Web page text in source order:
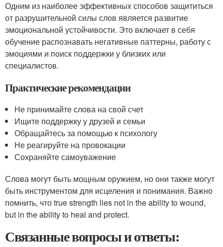
Одним из наиболее эффективных способов защититься
от разрушительной силы слов является развитие
эмоциональной устойчивости. Это включает в себя
обучение распознавать негативные паттерны, работу с
эмоциями и поиск поддержки у близких или
специалистов.
Практические рекомендации
Не принимайте слова на свой счет
Ищите поддержку у друзей и семьи
Обращайтесь за помощью к психологу
Не реагируйте на провокации
Сохраняйте самоуважение
Слова могут быть мощным оружием, но они также могут
быть инструментом для исцеления и понимания. Важно
помнить, что true strength lies not in the ability to wound,
but in the ability to heal and protect.
Связанные вопросы и ответы: